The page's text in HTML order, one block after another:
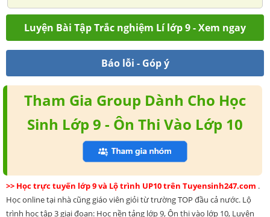
Luyện Bài Tập Trắc nghiệm Lí lớp 9 - Xem ngay
Báo lỗi - Góp ý
Tham Gia Group Dành Cho Học
Sinh Lớp 9 - Ôn Thi Vào Lớp 10
>> Học trực tuyến lớp 9 và Lộ trình UP10 trên Tuyensinh247.com .
Học online tại nhà cũng giáo viên giỏi từ trường TOP đầu cả nước. Lộ
trình học tập 3 giai đoạn: Học nền tảng lớp 9, Ôn thi vào lớp 10, Luyện